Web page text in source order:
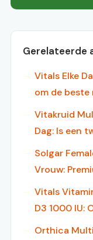
Gerelateerde
Vitals Elke
om de
Vitakruid
Dag: Is een
Solgar
Vrouw:
Vitals
D3 1000 IU:
Orthica